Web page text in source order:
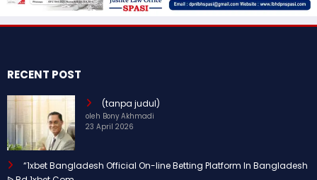
RECENT POST
(tanpa judul)
oleh Bony Akhmadi
23 April 2026
“1xbet Bangladesh Official On-line Betting Platform In Bangladesh